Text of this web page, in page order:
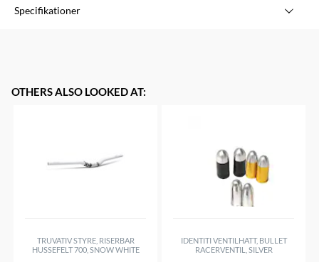
Specifikationer
Storlek
29x1.25-1.8 (28/47-622/635)
OTHERS ALSO LOOKED AT:
TRUVATIV STYRE, RISERBAR
HUSSEFELT 700, SNOW WHITE
IDENTITI VENTILHATT, BULLET
RACERVENTIL, SILVER